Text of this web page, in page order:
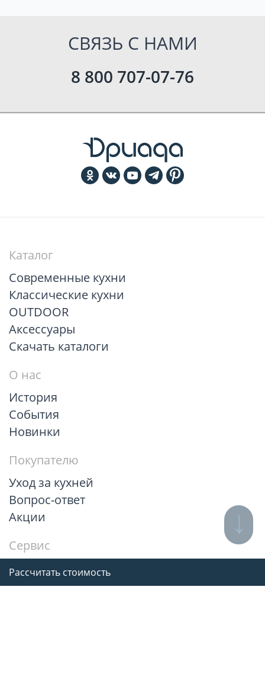
Рассчитать стоимость
СВЯЗЬ С НАМИ
8 800 707-07-76
Каталог
Современные кухни
Классические кухни
OUTDOOR
Аксессуары
Скачать каталоги
О нас
История
События
Новинки
Покупателю
Уход за кухней
Вопрос-ответ
Акции
Сервис
Рассчитать стоимость
Гарантии